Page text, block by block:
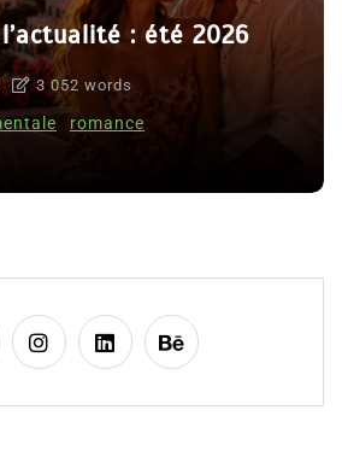
: été 2026
3 052 words
romance